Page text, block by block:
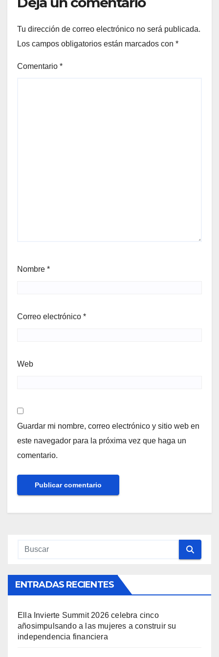
Tu dirección de correo electrónico no será publicada.
Los campos obligatorios están marcados con *
Comentario *
Nombre *
Correo electrónico *
Web
Guardar mi nombre, correo electrónico y sitio web en
este navegador para la próxima vez que haga un
comentario.
ENTRADAS RECIENTES
Ella Invierte Summit 2026 celebra cinco
añosimpulsando a las mujeres a construir su
independencia financiera